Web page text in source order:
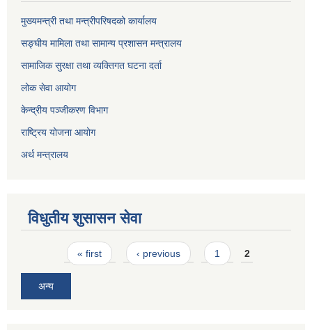
मुख्यमन्त्री तथा मन्त्रीपरिषदको कार्यालय
सङ्घीय मामिला तथा सामान्य प्रशासन मन्त्रालय
सामाजिक सुरक्षा तथा व्यक्तिगत घटना दर्ता
लोक सेवा आयोग
केन्द्रीय पञ्जीकरण विभाग
राष्ट्रिय योजना आयोग
अर्थ मन्त्रालय
विधुतीय शुसासन सेवा
Pages« first ‹ previous 1 2
अन्य